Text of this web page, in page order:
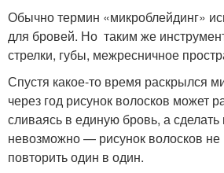
Обычно термин «микроблейдинг»
для бровей. Но таким же
стрелки, губы, межресничное
Спустя какое-то время раскрылся
через год рисунок волосков может
сливаясь в единую бровь, а
невозможно — рисунок волосков не
повторить один в один.